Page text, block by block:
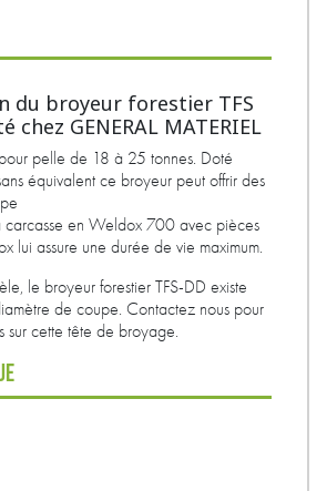
du broyeur forestier TFS
chez GENERAL MATERIEL
pelle de 18 à 25 tonnes. Doté
équivalent ce broyeur peut offrir des
carcasse en Weldox 700 avec pièces
lui assure une durée de vie maximum.
le broyeur forestier TFS-DD existe
de coupe. Contactez nous pour
sur cette tête de broyage.